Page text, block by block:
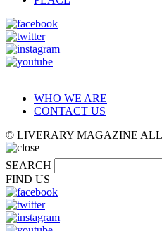
WHO WE ARE
CONTACT US
© LIVERARY MAGAZINE ALL
SEARCH
FIND US